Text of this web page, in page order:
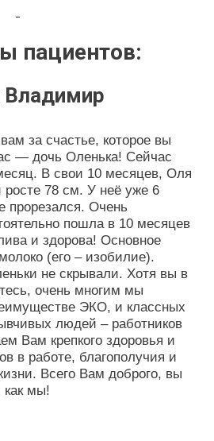
пациентов:
Владимир
за счастье, которое вы
— дочь Оленька! Сейчас
В свои 10 месяцев, Оля
росте 78 см. У неё уже 6
прорезался. Очень
пошла в 10 месяцев
и здорова! Основное
(его – изобилие).
не скрывали. Хотя вы в
очень многим мы
ЭКО, и классных
людей – работников
Вам крепкого здоровья и
в работе, благополучия и
Всего Вам доброго, вы
как мы!